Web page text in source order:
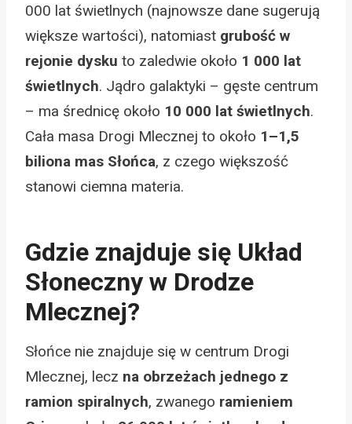
000 lat świetlnych (najnowsze dane sugerują
większe wartości), natomiast grubość w
rejonie dysku to zaledwie około 1 000 lat
świetlnych. Jądro galaktyki – gęste centrum
– ma średnicę około 10 000 lat świetlnych.
Cała masa Drogi Mlecznej to około 1–1,5
biliona mas Słońca, z czego większość
stanowi ciemna materia.
Gdzie znajduje się Układ
Słoneczny w Drodze
Mlecznej?
Słońce nie znajduje się w centrum Drogi
Mlecznej, lecz na obrzeżach jednego z
ramion spiralnych, zwanego ramieniem